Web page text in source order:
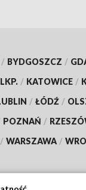
/ BYDGOSZCZ /
/ KATOWICE /
/ ŁÓDŹ /
POZNAŃ /
/ WARSZAWA /